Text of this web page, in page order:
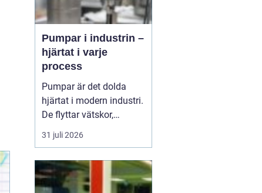
Pumpar i industrin –
hjärtat i varje
process
Pumpar är det dolda
hjärtat i modern industri.
De flyttar vätskor,
kemikalier, oljor, slam
och livsmedel, ofta
någon tänker på dem
förrän något stannar.
31 juli 2026